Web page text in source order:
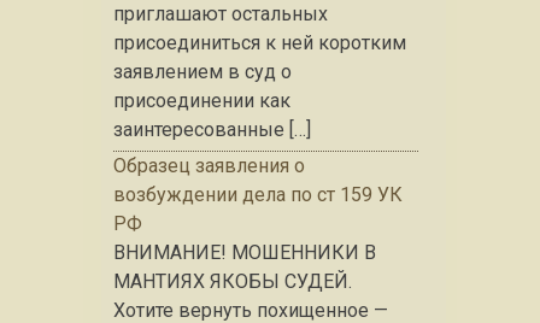
приглашают остальных
присоединиться к ней коротким
заявлением в суд о
присоединении как
заинтересованные […]
Образец заявления о
возбуждении дела по ст 159 УК
РФ
ВНИМАНИЕ! МОШЕННИКИ В
МАНТИЯХ ЯКОБЫ СУДЕЙ.
Хотите вернуть похищенное —